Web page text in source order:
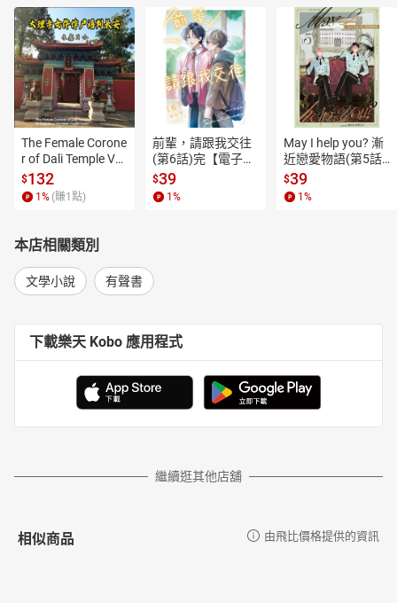
The Female Corone
r of Dali Temple Vo
l.6【有聲書】
$132
1% (賺1點)
前輩，請跟我交往
(第6話)完【電子
書】
$39
1%
May I help you? 漸
近戀愛物語(第5話)
【電子書】
$39
1%
本店相關類別
文學小說 有聲書
下載樂天 Kobo 應用程式
繼續逛其他店舖
相似商品 由飛比價格提供的資訊